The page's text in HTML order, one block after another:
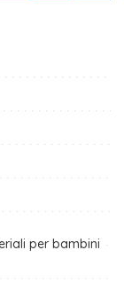
per bambini